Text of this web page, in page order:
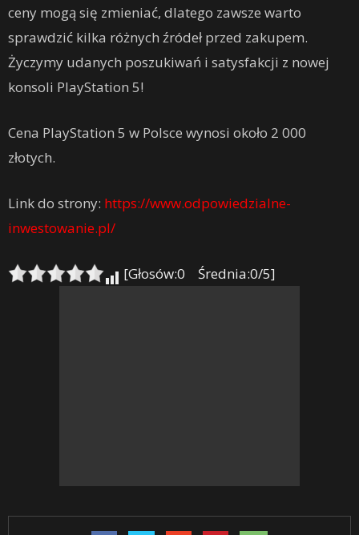
ceny mogą się zmieniać, dlatego zawsze warto
sprawdzić kilka różnych źródeł przed zakupem.
Życzymy udanych poszukiwań i satysfakcji z nowej
konsoli PlayStation 5!
Cena PlayStation 5 w Polsce wynosi około 2 000
złotych.
Link do strony: https://www.odpowiedzialne-
inwestowanie.pl/
[Głosów:0 Średnia:0/5]